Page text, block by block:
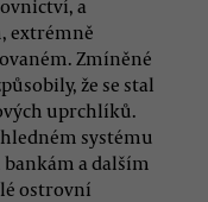
a
extrémně
Zmíněné
že se stal
uprchlíků.
systému
a dalším
ostrovní